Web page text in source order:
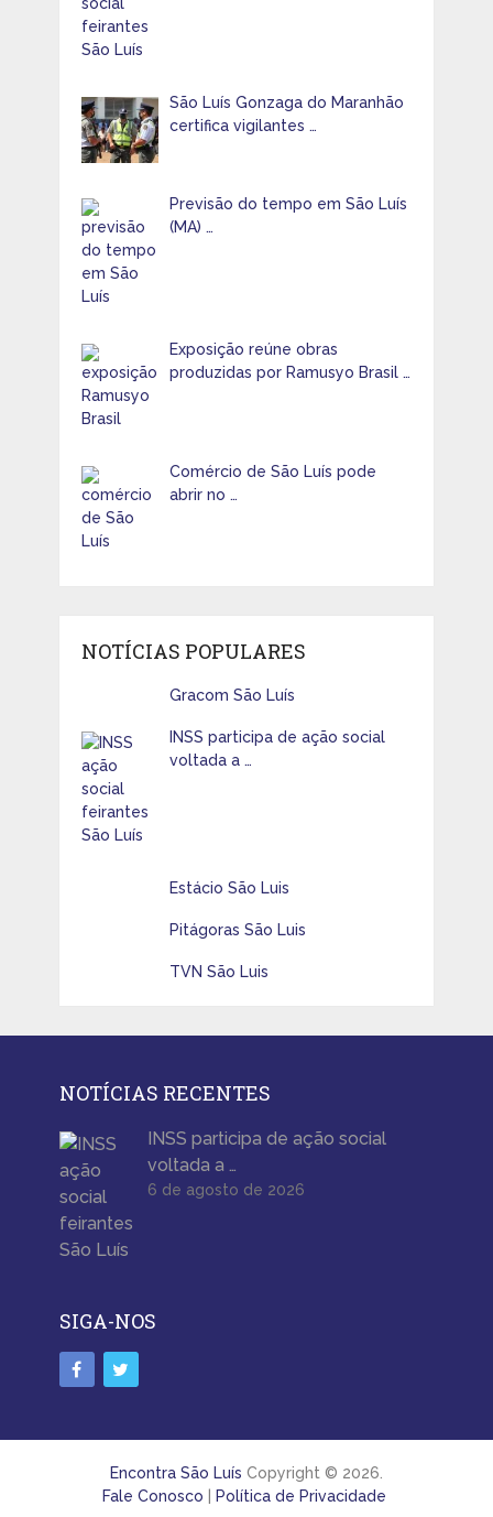
São Luís Gonzaga do Maranhão
certifica vigilantes …
Previsão do tempo em São Luís
(MA) …
Exposição reúne obras
produzidas por Ramusyo Brasil …
Comércio de São Luís pode
abrir no …
NOTÍCIAS POPULARES
Gracom São Luís
INSS participa de ação social
voltada a …
Estácio São Luis
Pitágoras São Luis
TVN São Luis
NOTÍCIAS RECENTES
INSS participa de ação social
voltada a …
6 de agosto de 2026
SIGA-NOS
Encontra São Luís Copyright © 2026.
Fale Conosco
Política de Privacidade